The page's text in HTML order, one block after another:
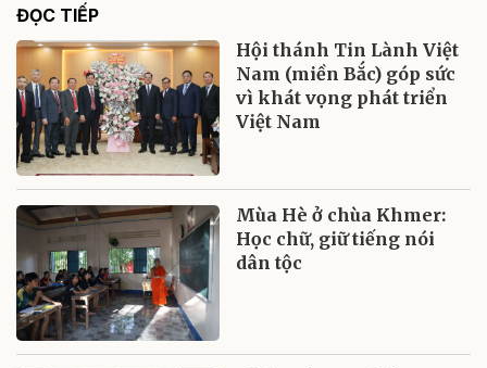
ĐỌC TIẾP
Hội thánh Tin Lành Việt
Nam (miền Bắc) góp sức
vì khát vọng phát triển
Việt Nam
Mùa Hè ở chùa Khmer:
Học chữ, giữ tiếng nói
dân tộc